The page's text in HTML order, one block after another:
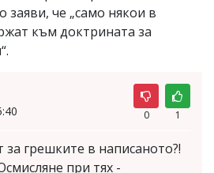
заяви, че „само някои в
към доктрината за
0 1
за грешките в написаното?!
при тях -